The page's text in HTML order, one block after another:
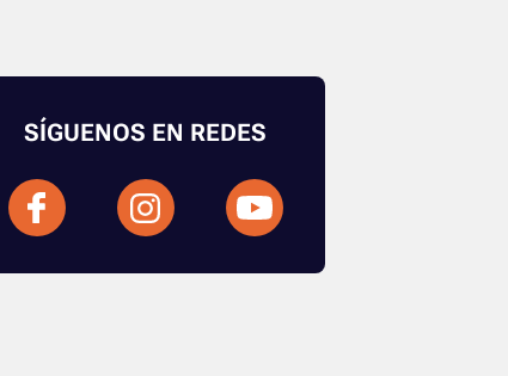
SÍGUENOS EN REDES